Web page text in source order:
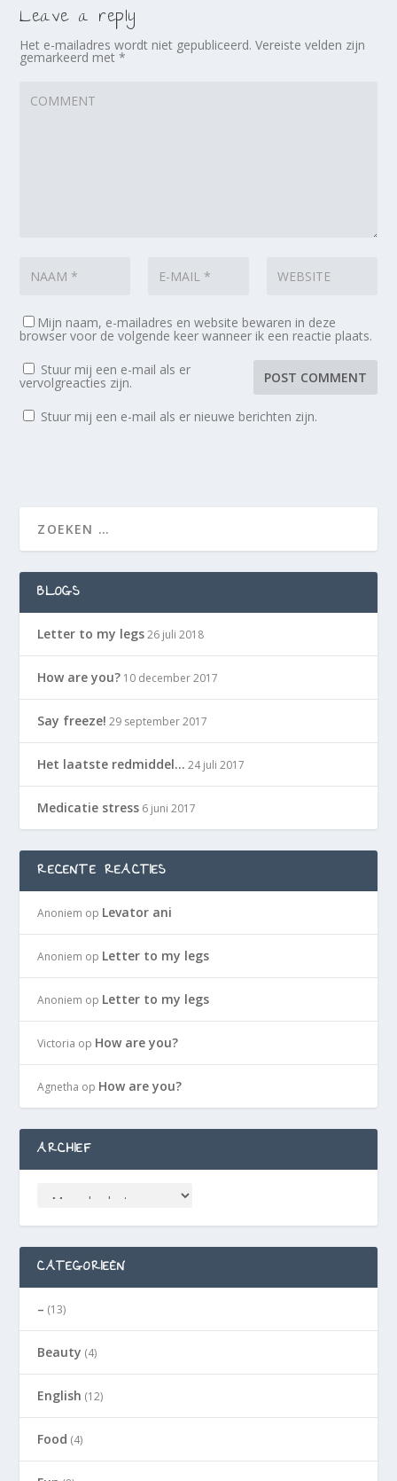
Leave a reply
Het e-mailadres wordt niet gepubliceerd. Vereiste velden zijn
gemarkeerd met*
Mijn naam, e-mailadres en website bewaren in deze
browser voor de volgende keer wanneer ik een reactie plaats.
Stuur mij een e-mail als er
vervolgreacties zijn.
Stuur mij een e-mail als er nieuwe berichten zijn.
BLOGS
Letter to my legs 26 juli 2018
How are you? 10 december 2017
Say freeze! 29 september 2017
Het laatste redmiddel… 24 juli 2017
Medicatie stress 6 juni 2017
RECENTE REACTIES
Anoniem op Levator ani
Anoniem op Letter to my legs
Anoniem op Letter to my legs
Victoria op How are you?
Agnetha op How are you?
ARCHIEF
CATEGORIEËN
– (13)
Beauty (4)
English (12)
Food (4)